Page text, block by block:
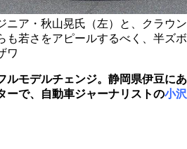
ニア・秋山晃氏（左）と、クラウン
も若さをアピールするべく、半ズボ
ワ
ルモデルチェンジ。静岡県伊豆にあ
ーで、自動車ジャーナリストの小沢